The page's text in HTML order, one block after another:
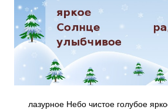
лазурное Небо чистое голубое